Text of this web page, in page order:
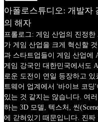
아폴로스튜디오: 개발자
의 해자
프롤로그: 게임 산업의 진정
가 게임 산업을 크게 혁신할
과 스타트업들이 게임 산업에
게임 강국인 대한민국에서도
로운 도전이 연일 등장하고
트웨어 업계에서 '바이브 코
있는 것 같지는 않습니다. 여
하는 3D 모델, 텍스처, 씬
에 갇혀있기 때문입니다. 진